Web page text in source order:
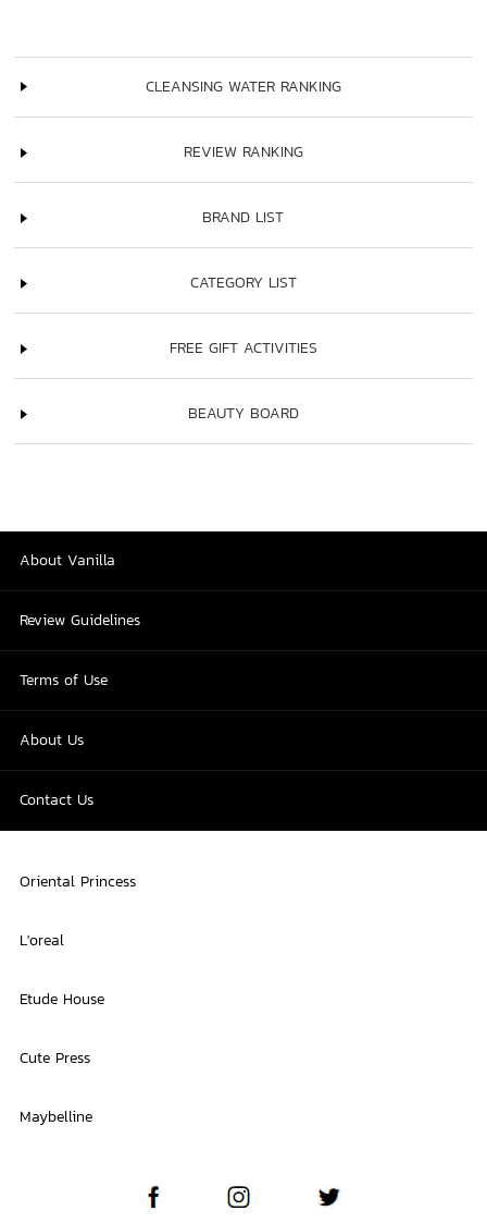
CLEANSING WATER RANKING
REVIEW RANKING
BRAND LIST
CATEGORY LIST
FREE GIFT ACTIVITIES
BEAUTY BOARD
About Vanilla
Review Guidelines
Terms of Use
About Us
Contact Us
Oriental Princess
L'oreal
Etude House
Cute Press
Maybelline